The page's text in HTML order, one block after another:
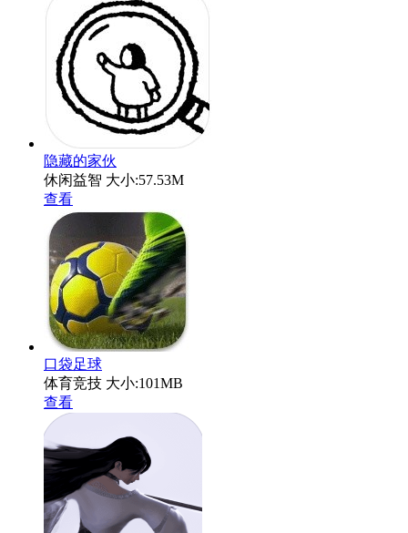
隐藏的家伙
休闲益智 大小:57.53M
查看
口袋足球
体育竞技 大小:101MB
查看